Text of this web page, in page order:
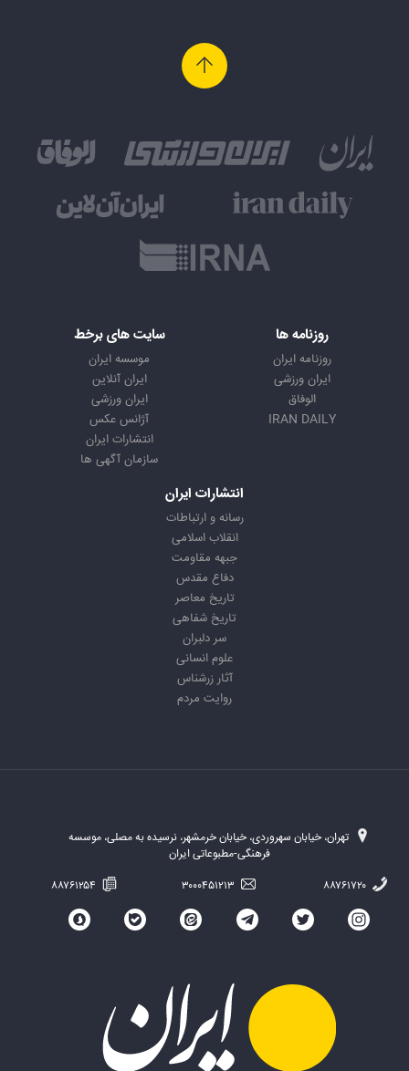
روزنامه ها
روزنامه ایران
ایران ورزشی
الوفاق
IRAN DAILY
سایت های برخط
موسسه ایران
ایران آنلاین
ایران ورزشی
آژانس عکس
انتشارات ایران
سازمان آگهی ها
انتشارات ایران
رسانه و ارتباطات
انقلاب اسلامی
جبهه مقاومت
دفاع مقدس
تاریخ معاصر
تاریخ شفاهی
سر دلبران
علوم انسانی
آثار زرشناس
روایت مردم
تهران، خیابان سهروردی، خیابان خرمشهر، نرسیده به مصلی، موسسه
فرهنگی-مطبوعاتی ایران